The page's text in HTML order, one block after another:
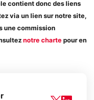
contient donc des liens
via un lien sur notre site,
une commission
notre charte pour en